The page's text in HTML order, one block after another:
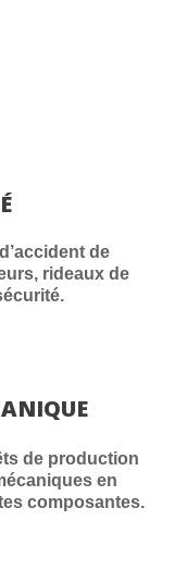
de
rideaux de
de production
en
composantes.